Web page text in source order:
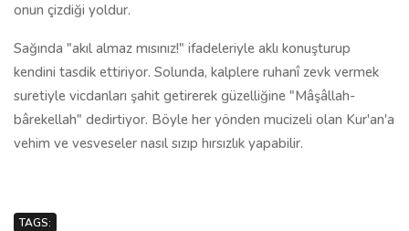
onun çizdiği yoldur.
Sağında "akıl almaz mısınız!" ifadeleriyle aklı konuşturup
kendini tasdik ettiriyor. Solunda, kalplere ruhanî zevk vermek
suretiyle vicdanları şahit getirerek güzelliğine "Mâşâllah-
bârekellah" dedirtiyor. Böyle her yönden mucizeli olan Kur'an'a
vehim ve vesveseler nasıl sızıp hırsızlık yapabilir.
TAGS: